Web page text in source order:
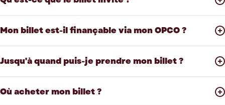
Mon billet est-il finançable via mon OPCO ?
Jusqu'à quand puis-je prendre mon billet ?
Où acheter mon billet ?